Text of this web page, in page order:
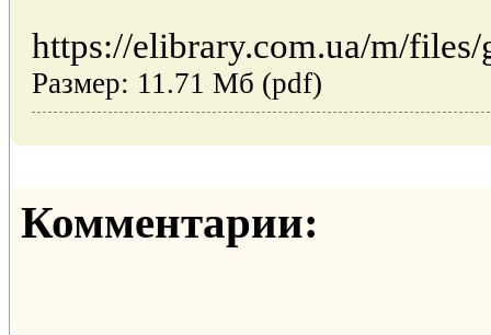
https://elibrary.com.ua/m/
Размер: 11.71 Мб (pdf)
Комментарии: